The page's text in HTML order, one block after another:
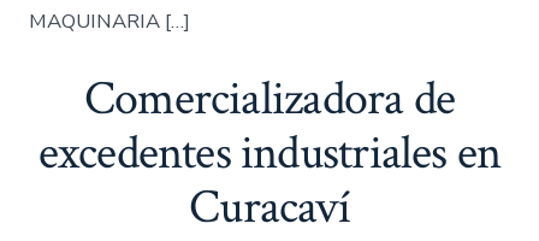
MAQUINARIA […]
Comercializadora de
excedentes industriales en
Curacaví